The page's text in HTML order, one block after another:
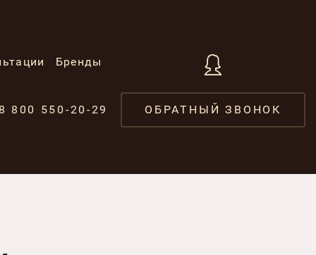
Бренды
8 800 550-20-29 ОБРАТНЫЙ ЗВОНОК